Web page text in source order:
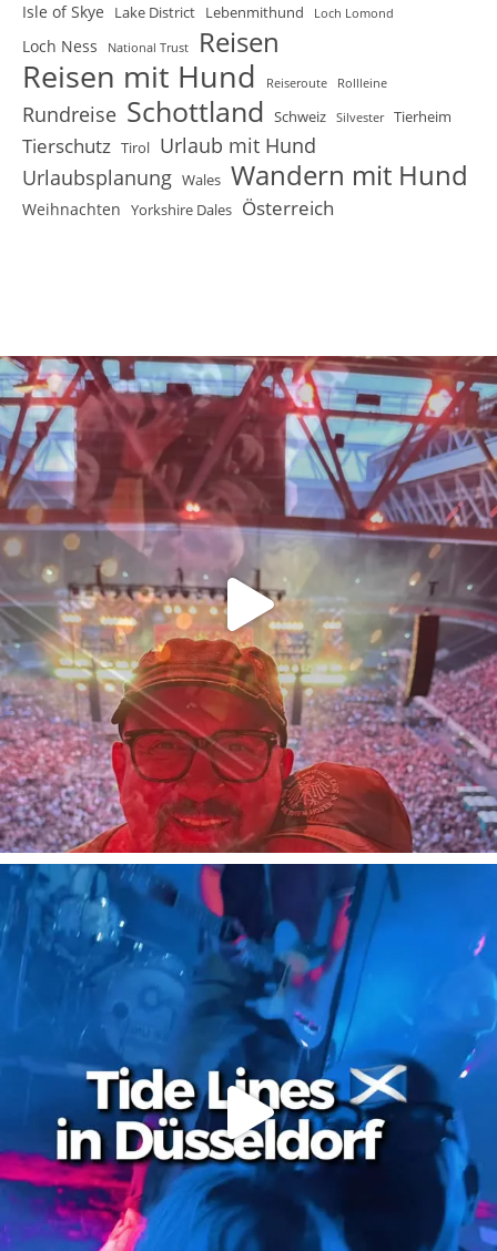
Isle of Skye Lake District Lebenmithund Loch Lomond
Loch Ness National Trust Reisen
Reisen mit Hund Reiseroute Rollleine
Rundreise Schottland Schweiz Silvester Tierheim
Tierschutz Tirol Urlaub mit Hund
Urlaubsplanung Wales Wandern mit Hund
Weihnachten Yorkshire Dales Österreich